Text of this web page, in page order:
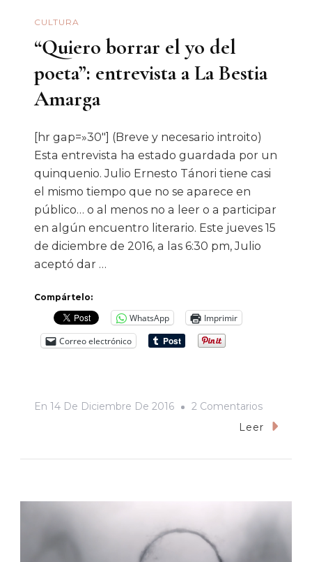
CULTURA
“Quiero borrar el yo del
poeta”: entrevista a La Bestia
Amarga
[hr gap=»30″] (Breve y necesario introito)
Esta entrevista ha estado guardada por un
quinquenio. Julio Ernesto Tánori tiene casi
el mismo tiempo que no se aparece en
público… o al menos no a leer o a participar
en algún encuentro literario. Este jueves 15
de diciembre de 2016, a las 6:30 pm, Julio
aceptó dar …
Compártelo:
WhatsApp
Imprimir
Correo electrónico
En 14 De Diciembre De 2016 2 ComentariosEn
“Quiero
Leer